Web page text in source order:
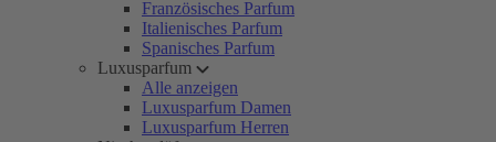
Französisches Parfum
Italienisches Parfum
Spanisches Parfum
Luxusparfum
Alle anzeigen
Luxusparfum Damen
Luxusparfum Herren